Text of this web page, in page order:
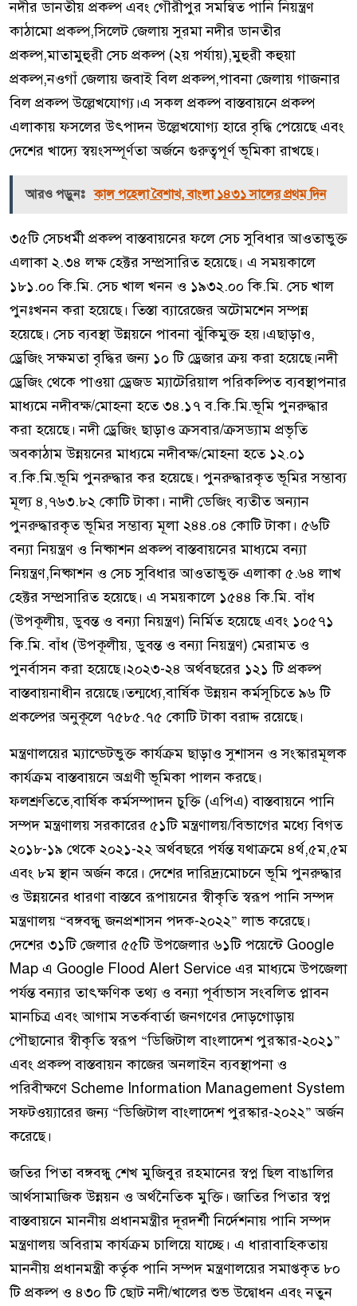
নদীর ডানতীয় প্রকল্প এবং গৌরীপুর সমন্বিত পানি নিয়ন্ত্রণ
কাঠামো প্রকল্প,সিলেট জেলায় সুরমা নদীর ডানতীর
প্রকল্প,মাতামুহুরী সেচ প্রকল্প (২য় পর্যায়),মুহুরী কহুয়া
প্রকল্প,নওগাঁ জেলায় জবাই বিল প্রকল্প,পাবনা জেলায় গাজনার
বিল প্রকল্প উল্লেখযোগ্য।এ সকল প্রকল্প বাস্তবায়নে প্রকল্প
এলাকায় ফসলের উৎপাদন উল্লেখযোগ্য হারে বৃদ্ধি পেয়েছে এবং
দেশের খাদ্যে স্বয়ংসম্পূর্ণতা অর্জনে গুরুত্বপূর্ণ ভূমিকা রাখছে।
আরও পড়ুনঃ কাল পহেলা বৈশাখ, বাংলা ১৪৩১ সালের প্রথম দিন
৩৫টি সেচধর্মী প্রকল্প বাস্তবায়নের ফলে সেচ সুবিধার আওতাভুক্ত
এলাকা ২.৩৪ লক্ষ হেক্টর সম্প্রসারিত হয়েছে। এ সময়কালে
১৮১.০০ কি.মি. সেচ খাল খনন ও ১৯৩২.০০ কি.মি. সেচ খাল
পুনঃখনন করা হয়েছে। তিস্তা ব্যারেজের অটোমশেন সম্পন্ন
হয়েছে। সেচ ব্যবস্থা উন্নয়নে পাবনা ঝুঁকিমুক্ত হয়।এছাড়াও,
ড্রেজিং সক্ষমতা বৃদ্ধির জন্য ১০ টি ড্রেজার ক্রয় করা হয়েছে।নদী
ড্রেজিং থেকে পাওয়া ড্রেজড ম্যাটেরিয়াল পরিকল্পিত ব্যবস্থাপনার
মাধ্যমে নদীবক্ষ/মোহনা হতে ৩৪.১৭ ব.কি.মি.ভূমি পুনরুদ্ধার
করা হয়েছে। নদী ড্রেজিং ছাড়াও ক্রসবার/ক্রসড্যাম প্রভৃতি
অবকাঠাম উন্নয়নের মাধ্যমে নদীবক্ষ/মোহনা হতে ১২.০১
ব.কি.মি.ভূমি পুনরুদ্ধার কর হয়েছে। পুনরুদ্ধারকৃত ভূমির সম্ভাব্য
মূল্য ৪,৭৬৩.৮২ কোটি টাকা। নাদী ডেজিং ব্যতীত অন্যান
পুনরুদ্ধারকৃত ভূমির সম্ভাব্য মূলা ২৪৪.০৪ কোটি টাকা। ৫৬টি
বন্যা নিয়ন্ত্রণ ও নিষ্কাশন প্রকল্প বাস্তবায়নের মাধ্যমে বন্যা
নিয়ন্ত্রণ,নিষ্কাশন ও সেচ সুবিধার আওতাভুক্ত এলাকা ৫.৬৪ লাখ
হেক্টর সম্প্রসারিত হয়েছে। এ সময়কালে ১৫৪৪ কি.মি. বাঁধ
(উপকূলীয়, ডুবন্ত ও বন্যা নিয়ন্ত্রণ) নির্মিত হয়েছে এবং ১০৫৭১
কি.মি. বাঁধ (উপকূলীয়, ডুবন্ত ও বন্যা নিয়ন্ত্রণ) মেরামত ও
পুনর্বাসন করা হয়েছে।২০২৩-২৪ অর্থবছরের ১২১ টি প্রকল্প
বাস্তবায়নাধীন রয়েছে।তন্মধ্যে,বার্ষিক উন্নয়ন কর্মসূচিতে ৯৬ টি
প্রকল্পের অনুকূলে ৭৫৮৫.৭৫ কোটি টাকা বরাদ্দ রয়েছে।
মন্ত্রণালয়ের ম্যান্ডেটভুক্ত কার্যক্রম ছাড়াও সুশাসন ও সংস্কারমূলক
কার্যক্রম বাস্তবায়নে অগ্রণী ভূমিকা পালন করছে।
ফলশ্রুতিতে,বার্ষিক কর্মসম্পাদন চুক্তি (এপিএ) বাস্তবায়নে পানি
সম্পদ মন্ত্রণালয় সরকারের ৫১টি মন্ত্রণালয়/বিভাগের মধ্যে বিগত
২০১৮-১৯ থেকে ২০২১-২২ অর্থবছরে পর্যন্ত যথাক্রমে ৪র্থ,৫ম,৫ম
এবং ৮ম স্থান অর্জন করে। দেশের দারিদ্র্যমোচনে ভূমি পুনরুদ্ধার
ও উন্নয়নের ধারণা বাস্তবে রূপায়নের স্বীকৃতি স্বরূপ পানি সম্পদ
মন্ত্রণালয় “বঙ্গবন্ধু জনপ্রশাসন পদক-২০২২” লাভ করেছে।
দেশের ৩১টি জেলার ৫৫টি উপজেলার ৬১টি পয়েন্টে Google
Map এ Google Flood Alert Service এর মাধ্যমে উপজেলা
পর্যন্ত বন্যার তাৎক্ষণিক তথ্য ও বন্যা পূর্বাভাস সংবলিত প্লাবন
মানচিত্র এবং আগাম সতর্কবার্তা জনগণের দোড়গোড়ায়
পৌছানোর স্বীকৃতি স্বরূপ “ডিজিটাল বাংলাদেশ পুরস্কার-২০২১”
এবং প্রকল্প বাস্তবায়ন কাজের অনলাইন ব্যবস্থাপনা ও
পরিবীক্ষণে Scheme Information Management System
সফটওয়্যারের জন্য “ডিজিটাল বাংলাদেশ পুরস্কার-২০২২” অর্জন
করেছে।
জতির পিতা বঙ্গবন্ধু শেখ মুজিবুর রহমানের স্বপ্ন ছিল বাঙালির
আর্থসামাজিক উন্নয়ন ও অর্থনৈতিক মুক্তি। জাতির পিতার স্বপ্ন
বাস্তবায়নে মাননীয় প্রধানমন্ত্রীর দূরদর্শী নির্দেশনায় পানি সম্পদ
মন্ত্রণালয় অবিরাম কার্যক্রম চালিয়ে যাচ্ছে। এ ধারাবাহিকতায়
মাননীয় প্রধানমন্ত্রী কর্তৃক পানি সম্পদ মন্ত্রণালয়ের সমাপ্তকৃত ৮০
টি প্রকল্প ও ৪৩০ টি ছোট নদী/খালের শুভ উদ্বোধন এবং নতুন